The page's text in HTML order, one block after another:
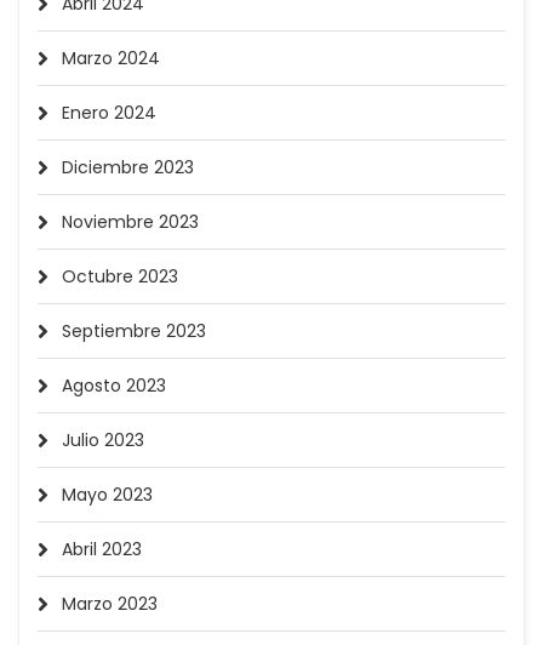
Marzo 2024
Enero 2024
Diciembre 2023
Noviembre 2023
Octubre 2023
Septiembre 2023
Agosto 2023
Julio 2023
Mayo 2023
Abril 2023
Marzo 2023